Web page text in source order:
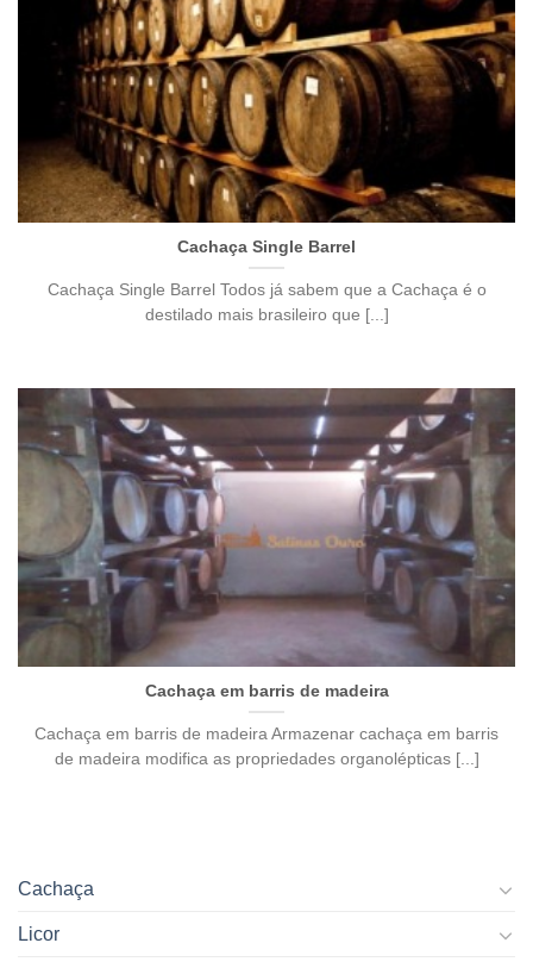
Cachaça Single Barrel
Cachaça Single Barrel Todos já sabem que a Cachaça é o
destilado mais brasileiro que [...]
Cachaça em barris de madeira
Cachaça em barris de madeira Armazenar cachaça em barris
de madeira modifica as propriedades organolépticas [...]
Cachaça
Licor